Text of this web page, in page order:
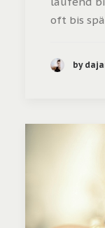
oft bis
by